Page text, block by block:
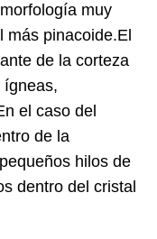
muy
pinacoide.El
de la corteza
ígneas,
el caso del
de la
hilos de
dentro del cristal